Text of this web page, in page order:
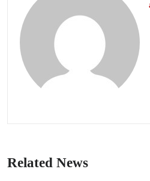
Related News